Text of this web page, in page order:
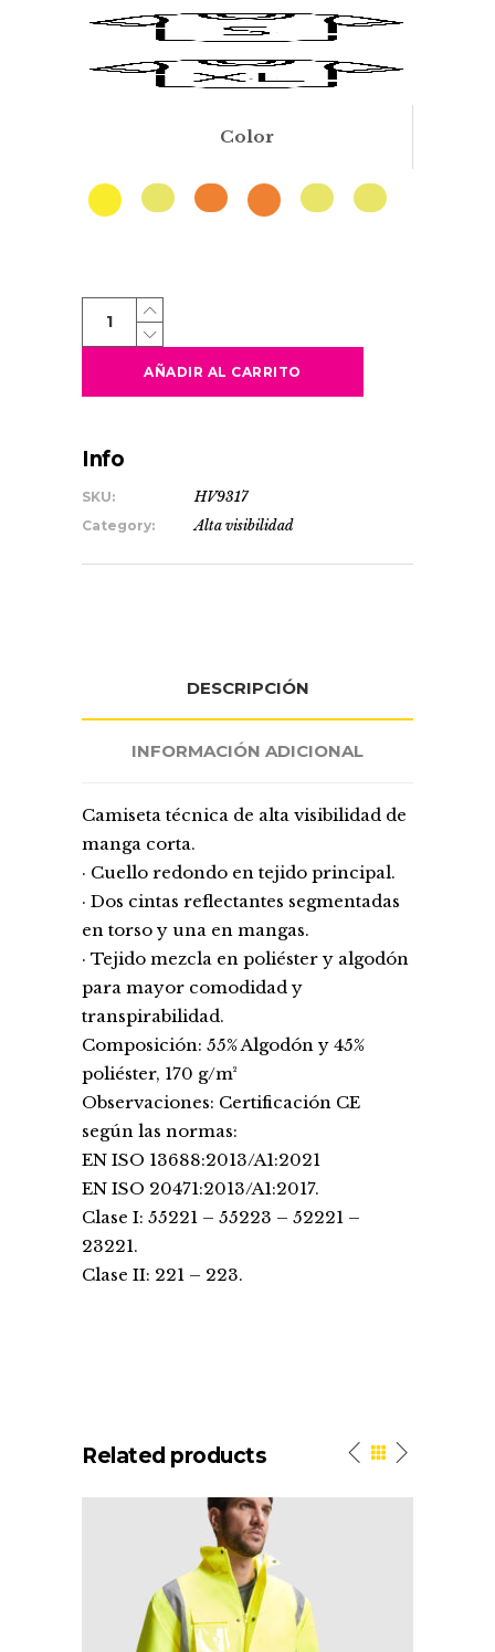
Color
quantity
AÑADIR AL CARRITO
Info
SKU:
HV9317
Category:
Alta visibilidad
DESCRIPCIÓN
INFORMACIÓN ADICIONAL
Camiseta técnica de alta visibilidad de
manga corta.
· Cuello redondo en tejido principal.
· Dos cintas reflectantes segmentadas
en torso y una en mangas.
· Tejido mezcla en poliéster y algodón
para mayor comodidad y
transpirabilidad.
Composición: 55% Algodón y 45%
poliéster, 170 g/m²
Observaciones: Certificación CE
según las normas:
EN ISO 13688:2013/A1:2021
EN ISO 20471:2013/A1:2017.
Clase I: 55221 – 55223 – 52221 –
23221.
Clase II: 221 – 223.
Related products